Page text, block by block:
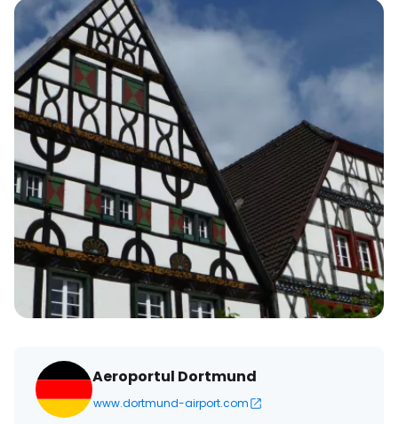
Aeroportul Dortmund
www.dortmund-airport.com
Continuați cu Facebook
Continuați cu e-mailul